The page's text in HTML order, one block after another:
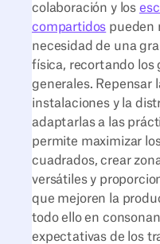
colaboración y los
compartidos pueden
necesidad de una
física, recortando los
generales. Repensar
instalaciones y la
adaptarlas a las
permite maximizar
cuadrados, crear
versátiles y
que mejoren la
todo ello en
expectativas de los